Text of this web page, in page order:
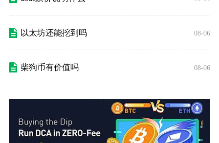
以太坊还能挖到吗 08-06
柴狗币有价值吗 08-06